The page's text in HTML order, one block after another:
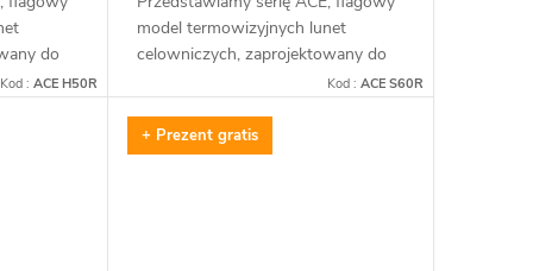
do
Kod : ACE H50R
model termowizyjnych lunet
celowniczych, zaprojektowany do
wszystkich sytuacji łowieckich.
generacji, zintegrowany...
Kod : ACE S60R
+ Prezent gratis